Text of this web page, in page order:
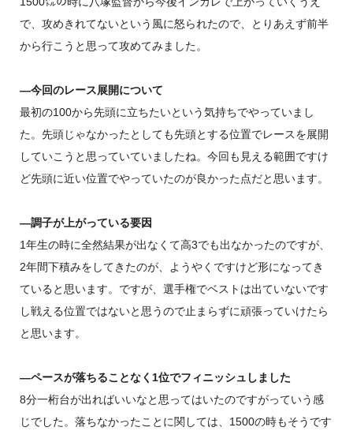
で、攻めきれてないという風に怒られたので、とりあえず前半
から行こうと思って攻めてみました。
―今回のレース展開について
最初の100から先頭に立ちたいという気持ちでやっていまし
た。先頭じゃなかったとしても先頭とする位置でレースを展開
していこうと思っていていましたね。今回も見える範囲ですけ
ど先頭に近い位置でやっていたのが良かった点だと思います。
―調子が上がっている要因
1年生の時に全然結果が出なくて高3でも出なかったのですが、
2年間下積みをしてきたのが、ようやくですけど形になってき
ていると思います。ですが、選手権でベストは出ていないです
し戦える位置ではないと思うので止まらずに頑張っていけたら
と思います。
―ペースが落ちることなく1位でフィニッシュしました
8分一桁台が出ればいいなと思ってはいたのですがっていう感
じでした。落ちなかったことに関しては、1500の時もそうです